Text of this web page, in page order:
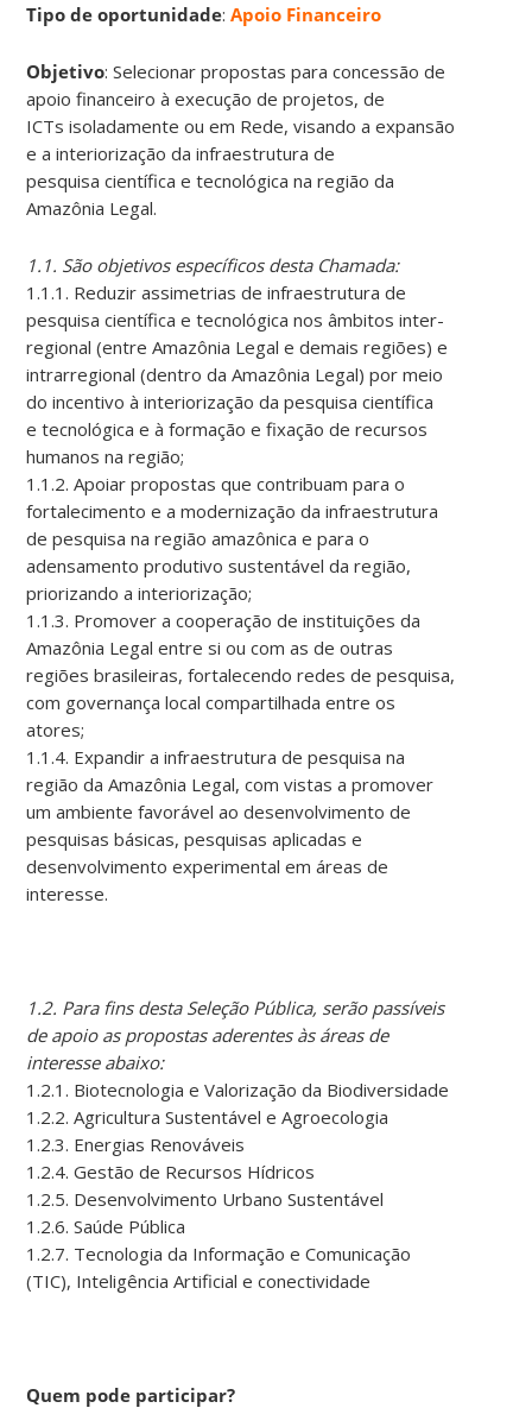
Tipo de oportunidade:Apoio Financeiro
Objetivo: Selecionar propostas para concessão de
apoio financeiro à execução de projetos, de
ICTs isoladamente ou em Rede, visando a expansão
e a interiorização da infraestrutura de
pesquisa científica e tecnológica na região da
Amazônia Legal.
1.1. São objetivos específicos desta Chamada:
1.1.1. Reduzir assimetrias de infraestrutura de
pesquisa científica e tecnológica nos âmbitos inter-
regional (entre Amazônia Legal e demais regiões) e
intrarregional (dentro da Amazônia Legal) por meio
do incentivo à interiorização da pesquisa científica
e tecnológica e à formação e fixação de recursos
humanos na região;
1.1.2. Apoiar propostas que contribuam para o
fortalecimento e a modernização da infraestrutura
de pesquisa na região amazônica e para o
adensamento produtivo sustentável da região,
priorizando a interiorização;
1.1.3. Promover a cooperação de instituições da
Amazônia Legal entre si ou com as de outras
regiões brasileiras, fortalecendo redes de pesquisa,
com governança local compartilhada entre os
atores;
1.1.4. Expandir a infraestrutura de pesquisa na
região da Amazônia Legal, com vistas a promover
um ambiente favorável ao desenvolvimento de
pesquisas básicas, pesquisas aplicadas e
desenvolvimento experimental em áreas de
interesse.
1.2. Para fins desta Seleção Pública, serão passíveis
de apoio as propostas aderentes às áreas de
interesse abaixo:
1.2.1. Biotecnologia e Valorização da Biodiversidade
1.2.2. Agricultura Sustentável e Agroecologia
1.2.3. Energias Renováveis
1.2.4. Gestão de Recursos Hídricos
1.2.5. Desenvolvimento Urbano Sustentável
1.2.6. Saúde Pública
1.2.7. Tecnologia da Informação e Comunicação
(TIC), Inteligência Artificial e conectividade
Quem pode participar?